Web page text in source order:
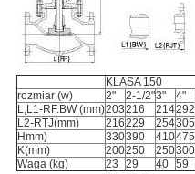
KLASA 150
rozmiar (w)
2" 2-1/2"3" 4"
L,L1-RF.BW (mm)203216 214292
L2-RTJ(mm)
216229 254305
Hmm)
330390 410475
K(mm)
200250 250300
Waga (kg)
23 29 40 59